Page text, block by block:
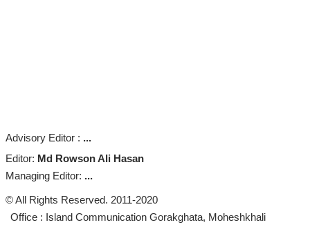
Advisory Editor : ...
Editor: Md Rowson Ali Hasan
Managing Editor: ...
© All Rights Reserved. 2011-2020
Office : Island Communication Gorakghata, Moheshkhali